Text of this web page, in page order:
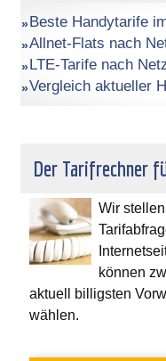
Beste Handytarife
Allnet-Flats nach
LTE-Tarife nach
Vergleich aktueller
Der Tarifrechner
Wir
können
aktuell billigsten
wählen.